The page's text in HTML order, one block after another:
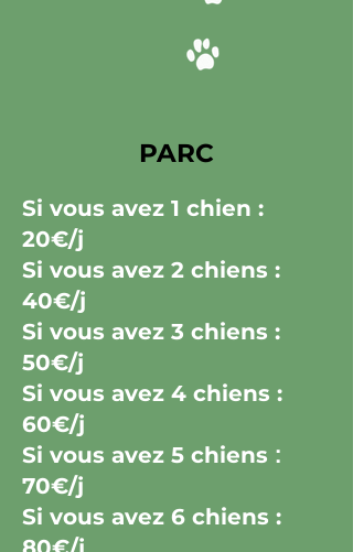
PARC
Si vous avez 1 chien :
20€/j
Si vous avez 2 chiens :
40€/j
Si vous avez 3 chiens :
50€/j
Si vous avez 4 chiens :
60€/j
Si vous avez 5 chiens :
70€/j
Si vous avez 6 chiens :